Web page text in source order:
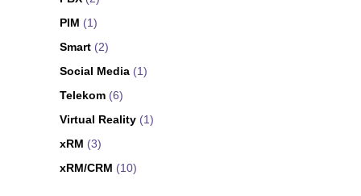
PIM (1)
Smart (2)
Social Media (1)
Telekom (6)
Virtual Reality (1)
xRM (3)
xRM/CRM (10)